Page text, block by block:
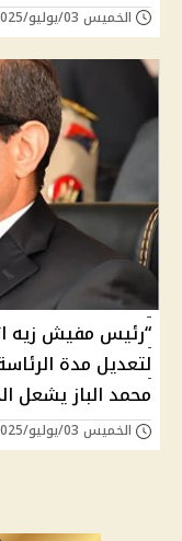
الخميس 03/يوليو/2025 - 06:25 م
“رئيس مفيش زيه
لتعديل مدة
محمد الباز يشعل
الخميس 03/يوليو/2025 - 12:00 ص